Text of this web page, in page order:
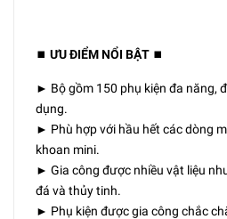
⏹️ ƯU ĐIỂM NỔI BẬT ⏹️
► Bộ gồm 150 phụ kiện đa năng,
dụng.
► Phù hợp với hầu hết các dòng
khoan mini.
► Gia công được nhiều vật liệu
đá và thủy tinh.
► Phụ kiện được gia công chắc